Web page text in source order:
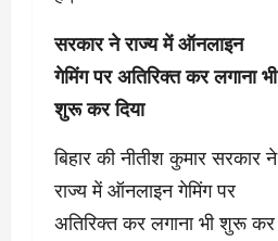
सरकार ने राज्य में ऑनलाइन
गेमिंग पर अतिरिक्त कर लगाना भी
शुरू कर दिया
बिहार की नीतीश कुमार सरकार ने
राज्य में ऑनलाइन गेमिंग पर
अतिरिक्त कर लगाना भी शुरू कर